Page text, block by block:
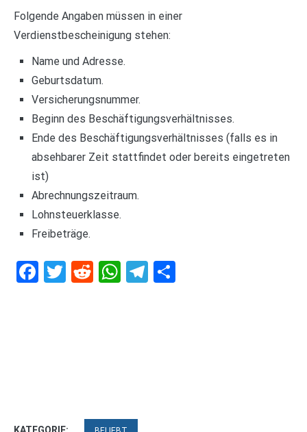
Folgende Angaben müssen in einer
Verdienstbescheinigung stehen:
Name und Adresse.
Geburtsdatum.
Versicherungsnummer.
Beginn des Beschäftigungsverhältnisses.
Ende des Beschäftigungsverhältnisses (falls es in
absehbarer Zeit stattfindet oder bereits eingetreten
ist)
Abrechnungszeitraum.
Lohnsteuerklasse.
Freibeträge.
Facebook
Twitter
RedditWhatsApp
Telegram